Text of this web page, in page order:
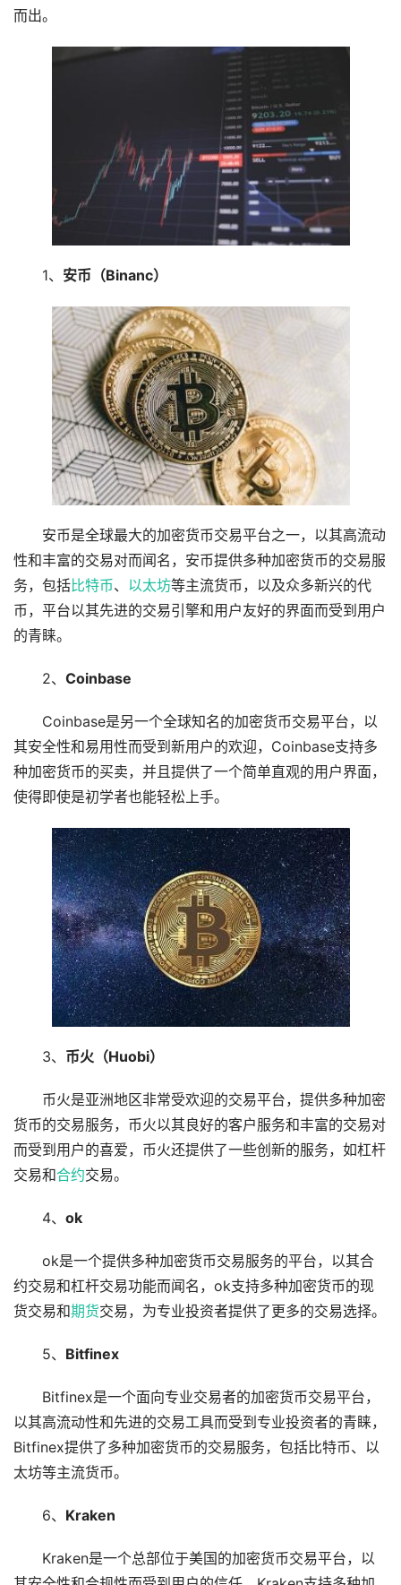
而出。
1、 安币（Binanc）
安币是全球最大的加密货币交易平台之一，以其高流动
性和丰富的交易对而闻名，安币提供多种加密货币的交易服
务，包括比特币、 以太坊等主流货币，以及众多新兴的代
币，平台以其先进的交易引擎和用户友好的界面而受到用户
的青睐。
2、 Coinbase
Coinbase是另一个全球知名的加密货币交易平台，以
其安全性和易用性而受到新用户的欢迎，Coinbase支持多
种加密货币的买卖，并且提供了一个简单直观的用户界面，
使得即使是初学者也能轻松上手。
3、 币火（Huobi）
币火是亚洲地区非常受欢迎的交易平台，提供多种加密
货币的交易服务，币火以其良好的客户服务和丰富的交易对
而受到用户的喜爱，币火还提供了一些创新的服务，如杠杆
交易和合约交易。
4、 ok
ok是一个提供多种加密货币交易服务的平台，以其合
约交易和杠杆交易功能而闻名，ok支持多种加密货币的现
货交易和期货交易，为专业投资者提供了更多的交易选择。
5、 Bitfinex
Bitfinex是一个面向专业交易者的加密货币交易平台，
以其高流动性和先进的交易工具而受到专业投资者的青睐，
Bitfinex提供了多种加密货币的交易服务，包括比特币、以
太坊等主流货币。
6、 Kraken
Kraken是一个总部位于美国的加密货币交易平台，以